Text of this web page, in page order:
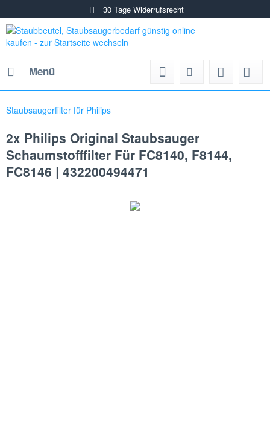
30 Tage Widerrufsrecht
Menü
Staubsaugerfilter für Philips
2x Philips Original Staubsauger
Schaumstofffilter Für FC8140, F8144,
FC8146 | 432200494471